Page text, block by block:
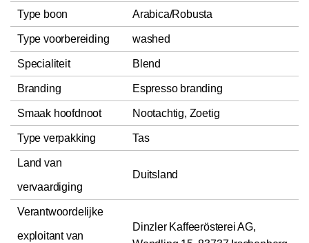
Type boon
Arabica/Robusta
Type voorbereiding washed
Specialiteit Blend
Branding Espresso branding
Smaak hoofdnoot Nootachtig, Zoetig
Type verpakking Tas
Land van
vervaardiging
Duitsland
Verantwoordelijke
exploitant van
Dinzler Kaffeerösterei AG,